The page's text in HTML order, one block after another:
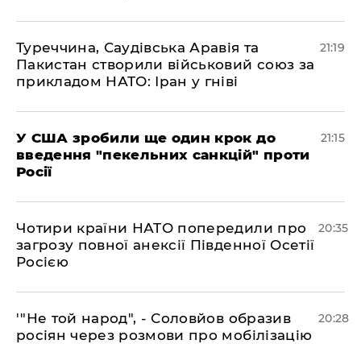
​Туреччина, Саудівська Аравія та
Пакистан створили військовий союз за
прикладом НАТО: Іран у гніві
21:19
​У США зробили ще один крок до
введення "пекельних санкцій" проти
Росії
21:15
​Чотири країни НАТО попередили про
загрозу повної анексії Південної Осетії
Росією
20:35
​'"Не той народ", - Соловйов образив
росіян через розмови про мобілізацію
20:28